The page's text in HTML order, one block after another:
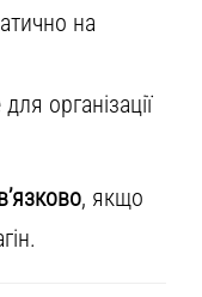
на
організації
, якщо